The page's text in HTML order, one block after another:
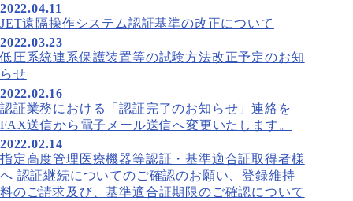
2022.04.11
JET遠隔操作システム認証基準の改正について
2022.03.23
低圧系統連系保護装置等の試験方法改正予定のお知
らせ
2022.02.16
認証業務における「認証完了のお知らせ」連絡を
FAX送信から電子メール送信へ変更いたします。
2022.02.14
指定高度管理医療機器等認証・基準適合証取得者様
へ 認証継続についてのご確認のお願い、登録維持
料のご請求及び、基準適合証期限のご確認について